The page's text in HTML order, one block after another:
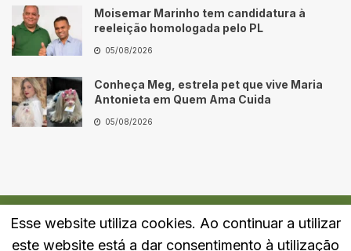
Moisemar Marinho tem candidatura à
reeleição homologada pelo PL
05/08/2026
Conheça Meg, estrela pet que vive Maria
Antonieta em Quem Ama Cuida
05/08/2026
Quem Somos Fale Conosco Política de Privacidade
Esse website utiliza cookies. Ao continuar a utilizar
este website está a dar consentimento à utilização